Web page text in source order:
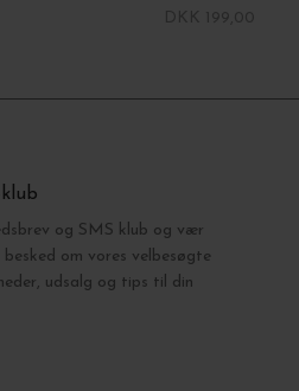
og SMS klub og vær
om vores velbesøgte
udsalg og tips til din